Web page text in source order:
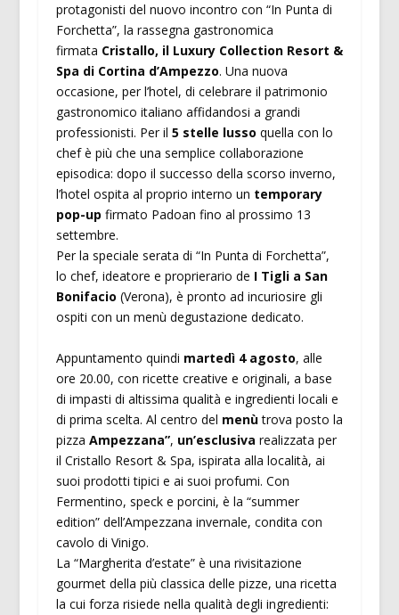
protagonisti del nuovo incontro con “In Punta di
Forchetta”, la rassegna gastronomica
firmata Cristallo, il Luxury Collection Resort &
Spa di Cortina d’Ampezzo. Una nuova
occasione, per l’hotel, di celebrare il patrimonio
gastronomico italiano affidandosi a grandi
professionisti. Per il 5 stelle lusso quella con lo
chef è più che una semplice collaborazione
episodica: dopo il successo della scorso inverno,
l’hotel ospita al proprio interno un temporary
pop-up firmato Padoan fino al prossimo 13
settembre.
Per la speciale serata di “In Punta di Forchetta”,
lo chef, ideatore e proprierario de I Tigli a San
Bonifacio (Verona), è pronto ad incuriosire gli
ospiti con un menù degustazione dedicato.
Appuntamento quindi martedì 4 agosto, alle
ore 20.00, con ricette creative e originali, a base
di impasti di altissima qualità e ingredienti locali e
di prima scelta. Al centro del menùtrova posto la
pizza Ampezzana”, un’esclusiva realizzata per
il Cristallo Resort & Spa, ispirata alla località, ai
suoi prodotti tipici e ai suoi profumi. Con
Fermentino, speck e porcini, è la “summer
edition” dell’Ampezzana invernale, condita con
cavolo di Vinigo.
La “Margherita d’estate” è una rivisitazione
gourmet della più classica delle pizze, una ricetta
la cui forza risiede nella qualità degli ingredienti: